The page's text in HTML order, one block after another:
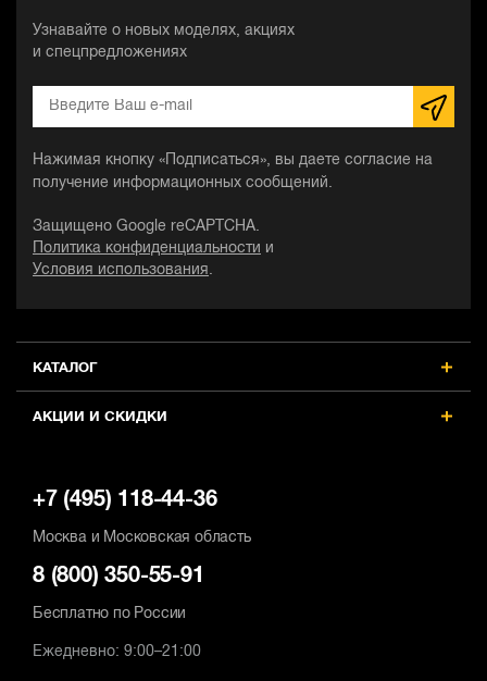
КАТАЛОГ
АКЦИИ И СКИДКИ
Узнавайте о новых моделях, акциях
и спецпредложениях
Нажимая кнопку «Подписаться», вы даете согласие на
получение информационных сообщений.
Защищено Google reCAPTCHA.
Политика конфиденциальности
и
Условия использования .
+7 (495) 118-44-36
Москва и Московская область
8 (800) 350-55-91
Бесплатно по России
Ежедневно: 9:00–21:00